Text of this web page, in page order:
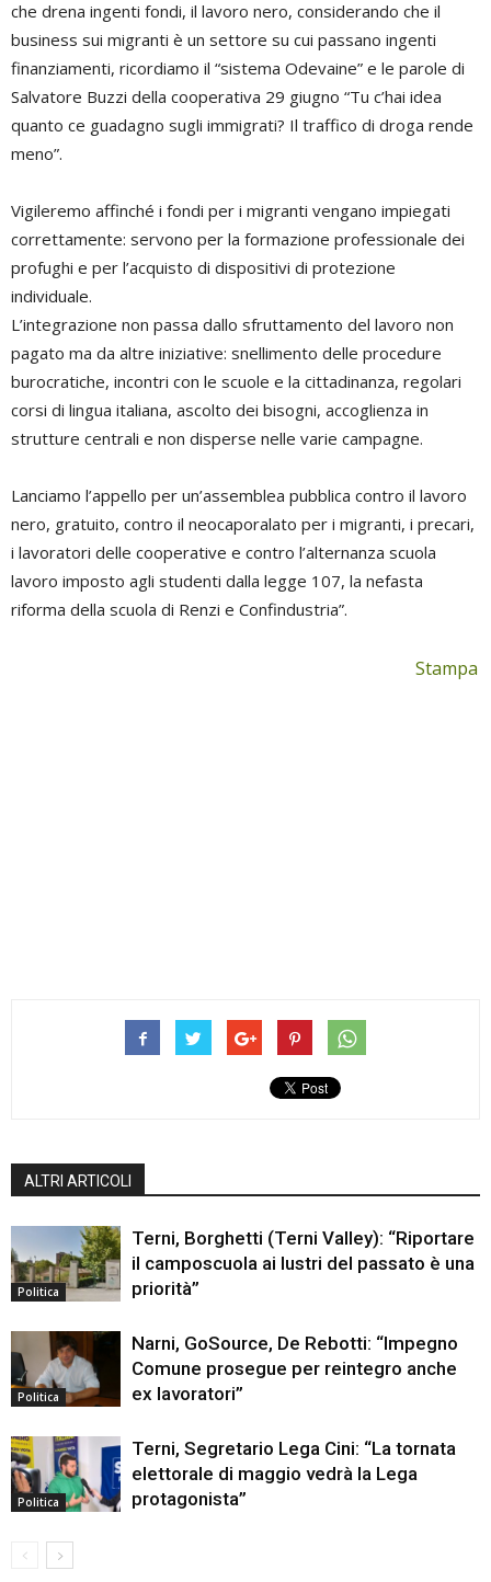
che drena ingenti fondi, il lavoro nero, considerando che il
business sui migranti è un settore su cui passano ingenti
finanziamenti, ricordiamo il “sistema Odevaine” e le parole di
Salvatore Buzzi della cooperativa 29 giugno “Tu c’hai idea
quanto ce guadagno sugli immigrati? Il traffico di droga rende
meno”.
Vigileremo affinché i fondi per i migranti vengano impiegati
correttamente: servono per la formazione professionale dei
profughi e per l’acquisto di dispositivi di protezione
individuale.
L’integrazione non passa dallo sfruttamento del lavoro non
pagato ma da altre iniziative: snellimento delle procedure
burocratiche, incontri con le scuole e la cittadinanza, regolari
corsi di lingua italiana, ascolto dei bisogni, accoglienza in
strutture centrali e non disperse nelle varie campagne.
Lanciamo l’appello per un’assemblea pubblica contro il lavoro
nero, gratuito, contro il neocaporalato per i migranti, i precari,
i lavoratori delle cooperative e contro l’alternanza scuola
lavoro imposto agli studenti dalla legge 107, la nefasta
riforma della scuola di Renzi e Confindustria”.
Stampa
ALTRI ARTICOLI
Politica
Terni, Borghetti (Terni Valley): “Riportare
il camposcuola ai lustri del passato è una
priorità”
Politica
Narni, GoSource, De Rebotti: “Impegno
Comune prosegue per reintegro anche
ex lavoratori”
Politica
Terni, Segretario Lega Cini: “La tornata
elettorale di maggio vedrà la Lega
protagonista”